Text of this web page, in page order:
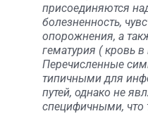
присоединяются
болезненность,
опорожнения, а
гематурия ( кровь в
Перечисленные
типичными для
путей, однако не
специфичными, что